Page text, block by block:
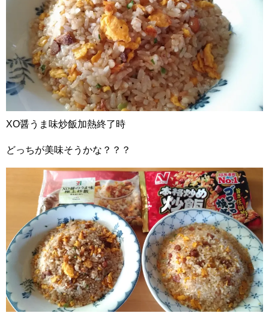
XO醤うま味炒飯加熱終了時
どっちが美味そうかな？？？